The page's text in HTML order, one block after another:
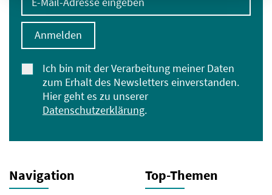
Ich bin mit der Verarbeitung meiner Daten
zum Erhalt des Newsletters einverstanden.
Hier geht es zu unserer
Datenschutzerklärung.
Anmelden
Navigation Top-Themen